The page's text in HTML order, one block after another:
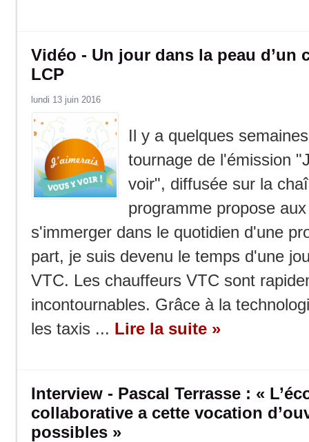
Vidéo - Un jour dans la peau d’un
LCP
lundi 13 juin 2016
Il y a quelques
tournage de l'émission
voir", diffusée sur la
programme propose
s'immerger dans le quotidien d'une
part, je suis devenu le temps d'une
VTC. Les chauffeurs VTC sont
incontournables. Grâce à la
les taxis ... Lire la suite »
Interview - Pascal Terrasse : «
collaborative a cette vocation
possibles »